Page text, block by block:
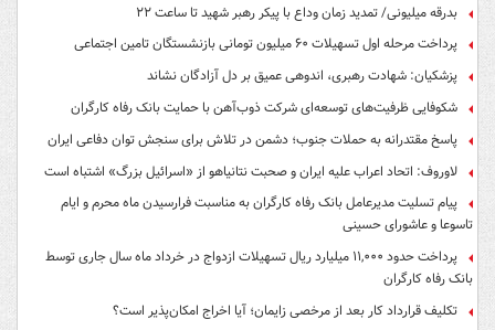
بدرقه میلیونی/ تمدید زمان وداع با پیکر رهبر شهید تا ساعت ۲۲
پرداخت مرحله اول تسهیلات ۶۰ میلیون تومانی بازنشستگان تامین اجتماعی
پزشکیان: شهادت رهبری، اندوهی عمیق بر دل آزادگان نشاند
شکوفایی ظرفیت‌های توسعه‌ای شرکت ذوب‌آهن با حمایت‌ بانک رفاه کارگران
پاسخ مقتدرانه به حملات جنوب؛ دشمن در تلاش برای سنجش توان دفاعی ایران
لاوروف: اتحاد اعراب علیه ایران و صحبت نتانیاهو از «اسرائیل بزرگ» اشتباه است
پیام تسلیت مدیرعامل بانک رفاه کارگران به مناسبت فرارسیدن ماه محرم و ایام
تاسوعا و عاشورای حسینی
پرداخت حدود ۱۱,۰۰۰ میلیارد ریال تسهیلات ازدواج در خرداد ماه سال جاری توسط
بانک رفاه کارگران
تکلیف قرارداد کار بعد از مرخصی زایمان؛ آیا اخراج امکان‌پذیر است؟